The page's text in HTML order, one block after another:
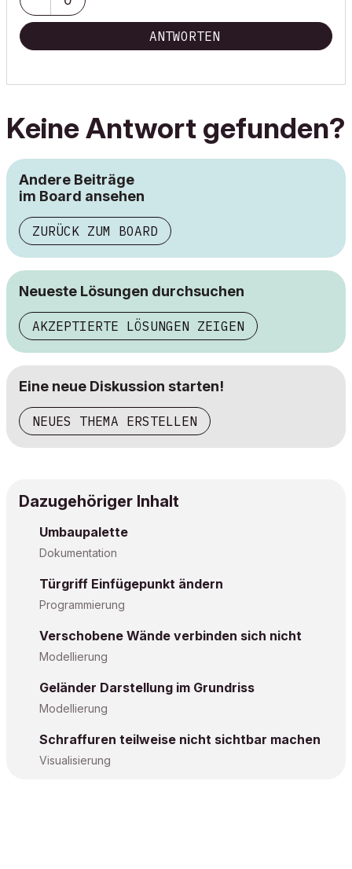
ANTWORTEN
Keine Antwort gefunden?
Andere Beiträge
im Board ansehen
ZURÜCK ZUM BOARD
Neueste Lösungen durchsuchen
AKZEPTIERTE LÖSUNGEN ZEIGEN
Eine neue Diskussion starten!
NEUES THEMA ERSTELLEN
Dazugehöriger Inhalt
Umbaupalette
Dokumentation
Türgriff Einfügepunkt ändern
Programmierung
Verschobene Wände verbinden sich nicht
Modellierung
Geländer Darstellung im Grundriss
Modellierung
Schraffuren teilweise nicht sichtbar machen
Visualisierung